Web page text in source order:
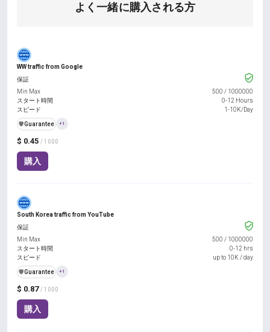
よく一緒に購入される方
WW traffic from Google
$ 0.45 / 1000
購入
保証
Min Max
500 / 1000000
スタート時間
0-12 Hours
スピード
1-10K/Day
️🛡️Guarantee +1
South Korea traffic from YouTube
$ 0.87 / 1000
購入
保証
Min Max
500 / 1000000
スタート時間
0-12 hrs
スピード
up to 10K / day
️🛡️Guarantee +1